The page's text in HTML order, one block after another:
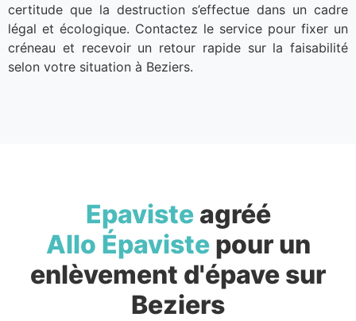
certitude que la destruction s’effectue dans un cadre
légal et écologique. Contactez le service pour fixer un
créneau et recevoir un retour rapide sur la faisabilité
selon votre situation à Beziers.
Epavisteagréé
Allo Épavistepour un
enlèvement d'épave sur
Beziers